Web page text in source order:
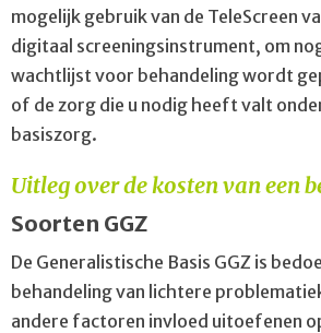
mogelijk gebruik van de TeleScreen
digitaal screeningsinstrument, om
wachtlijst voor behandeling wordt
of de zorg die u nodig heeft valt
basiszorg.
Uitleg over de kosten van een
Soorten GGZ
De Generalistische Basis GGZ is
behandeling van lichtere
andere factoren invloed uitoefenen